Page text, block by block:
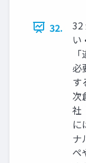
32.
32
い
必
す
次
社
に
ナ
ペ